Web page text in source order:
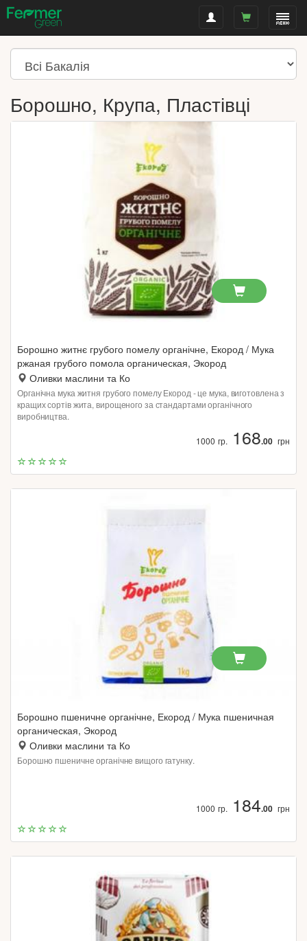
Борошно, Крупа, Пластівці
Борошно житнє грубого помелу органічне, Екород / Мука
ржаная грубого помола органическая, Экород
Оливки маслини та Ко
Органічна мука житня грубого помелу Екород - це мука, виготовлена з
кращих сортів жита, вирощеного за стандартами органічного
виробництва.
1000 гр. 168.00 грн
Борошно пшеничне органічне, Екород / Мука пшеничная
органическая, Экород
Оливки маслини та Ко
Борошно пшеничне органічне вищого гатунку.
1000 гр. 184.00 грн